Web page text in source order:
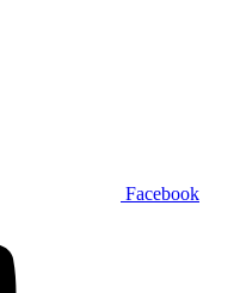
Facebook